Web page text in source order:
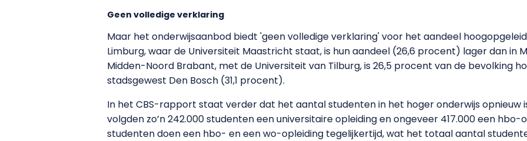
Geen volledige verklaring
Maar het onderwijsaanbod biedt 'geen volledige verklaring' voor het aandeel
Limburg, waar de Universiteit Maastricht staat, is hun aandeel (26,6 procent) lager dan in
Midden-Noord Brabant, met de Universiteit van Tilburg, is 26,5 procent van de bevolking
stadsgewest Den Bosch (31,1 procent).
In het CBS-rapport staat verder dat het aantal studenten in het hoger onderwijs opnieuw
volgden zo’n 242.000 studenten een universitaire opleiding en ongeveer 417.000 een hbo-
studenten doen een hbo- en een wo-opleiding tegelijkertijd, wat het totaal aantal